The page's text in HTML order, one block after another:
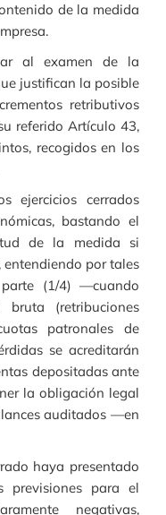
de la medida
al examen de la
justifican la posible
retributivos
referido Artículo 43,
recogidos en los
ejercicios cerrados
bastando el
de la medida si
entendiendo por tales
(1/4) —cuando
(retribuciones
patronales de
se acreditarán
depositadas ante
la obligación legal
auditados —en
haya presentado
previsiones para el
negativas,